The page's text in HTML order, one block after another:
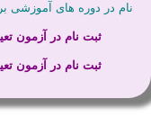
نام در دوره های آموزشی برای
ثبت نام در آزمون
ثبت نام در آزمون